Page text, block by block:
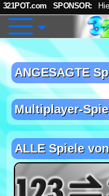
321POT.com SPONSOR:
ANGESAGTE
Multiplayer-
ALLE Spiele